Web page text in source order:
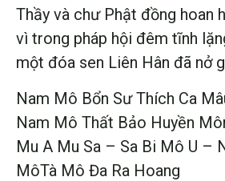
Thầy và chư Phật đồng hoan
vì trong pháp hội đêm tĩnh
một đóa sen Liên Hân đã nở
Nam Mô Bổn Sư Thích Ca
Nam Mô Thất Bảo Huyền
Mu A Mu Sa – Sa Bi Mô U –
MôTà Mô Đa Ra Hoang